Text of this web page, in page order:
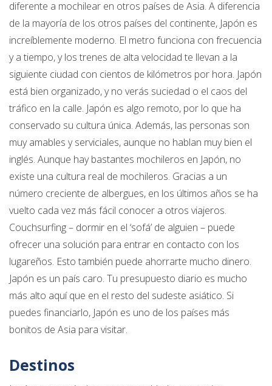
diferente a mochilear en otros países de Asia. A diferencia
de la mayoría de los otros países del continente, Japón es
increíblemente moderno. El metro funciona con frecuencia
y a tiempo, y los trenes de alta velocidad te llevan a la
siguiente ciudad con cientos de kilómetros por hora. Japón
está bien organizado, y no verás suciedad o el caos del
tráfico en la calle. Japón es algo remoto, por lo que ha
conservado su cultura única. Además, las personas son
muy amables y serviciales, aunque no hablan muy bien el
inglés. Aunque hay bastantes mochileros en Japón, no
existe una cultura real de mochileros. Gracias a un
número creciente de albergues, en los últimos años se ha
vuelto cada vez más fácil conocer a otros viajeros.
Couchsurfing – dormir en el ‘sofá’ de alguien – puede
ofrecer una solución para entrar en contacto con los
lugareños. Esto también puede ahorrarte mucho dinero.
Japón es un país caro. Tu presupuesto diario es mucho
más alto aquí que en el resto del sudeste asiático. Si
puedes financiarlo, Japón es uno de los países más
bonitos de Asia para visitar.
Destinos